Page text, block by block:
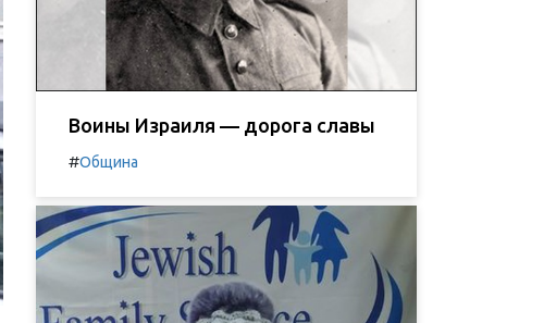
Воины Израиля — дорога славы
#Община